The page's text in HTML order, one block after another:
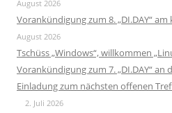
August 2026
Vorankündigung zum 8. „DI.DAY“
August 2026
Tschüss „Windows“, willkommen
Vorankündigung zum 7. „DI.DAY“ an
Einladung zum nächsten offenen
2. Juli 2026